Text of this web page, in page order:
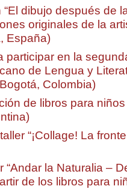
dibujo después de
originales de la
España)
participar en la
de Lengua y
Colombia)
de libros para
“¡Collage! La
“Andar la Naturalia –
de los libros para